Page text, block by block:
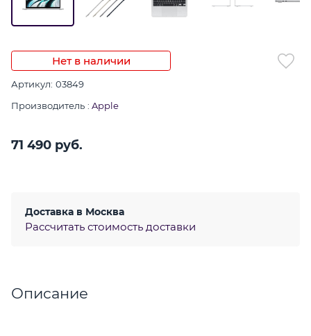
Нет в наличии
Артикул: 03849
Производитель : Apple
71 490 руб.
Доставка в Москва
Рассчитать стоимость доставки
Описание